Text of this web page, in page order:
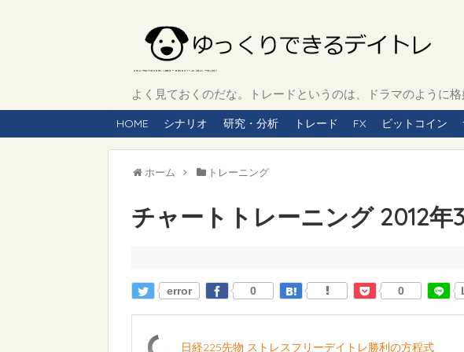
よく見ておくのだな。トレードというのは、ドラマのように
HOME シナリオ 研究・分析 トレード FX ビットコイン
ホーム トレーニング
チャートトレーニング 2012年
error 0 0
日経225先物 ストレスフリーデイトレ勝利の方程式